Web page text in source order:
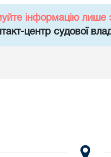
інформацію лише
центр судової